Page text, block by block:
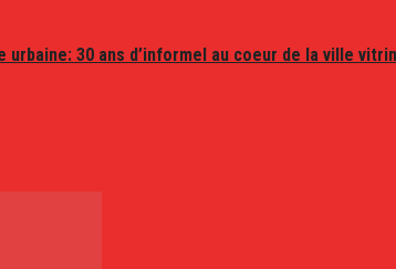
urbaine: 30 ans d’informel au coeur de la ville